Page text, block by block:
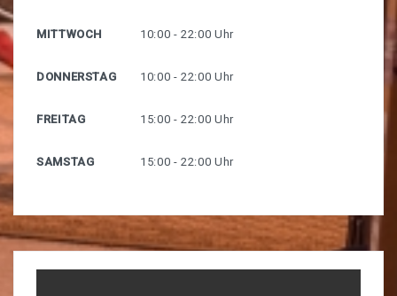
MITTWOCH 10:00 - 22:00 Uhr
DONNERSTAG 10:00 - 22:00 Uhr
FREITAG 15:00 - 22:00 Uhr
SAMSTAG 15:00 - 22:00 Uhr